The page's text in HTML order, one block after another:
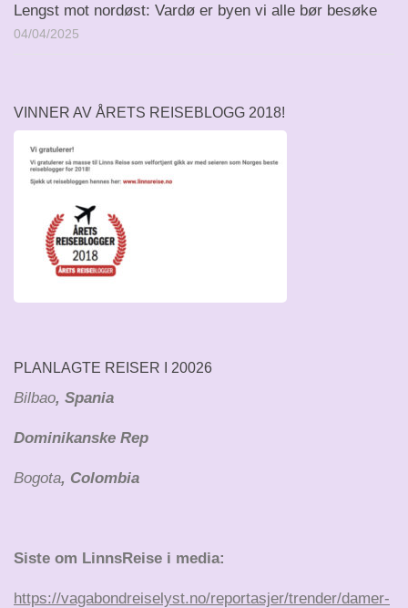
Lengst mot nordøst: Vardø er byen vi alle bør besøke
04/04/2025
VINNER AV ÅRETS REISEBLOGG 2018!
PLANLAGTE REISER I 20026
Bilbao, Spania
Dominikanske Rep
Bogota, Colombia
Siste om LinnsReise i media:
https://vagabondreiselyst.no/reportasjer/trender/damer-